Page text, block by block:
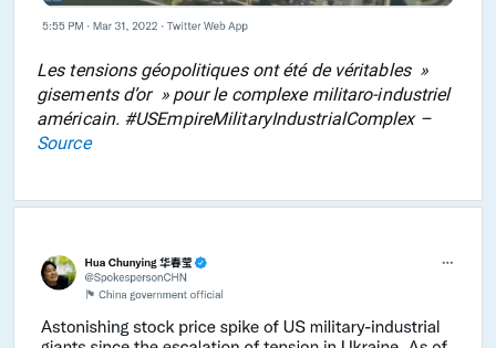
Les tensions géopolitiques ont été de véritables »
gisements d’or » pour le complexe militaro-industriel
américain. #USEmpireMilitaryIndustrialComplex –
Source